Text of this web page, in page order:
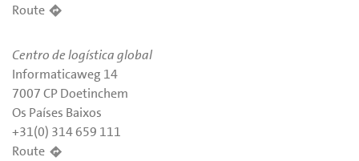
Route
Centro de logística global
Informaticaweg 14
7007 CP Doetinchem
Os Países Baixos
+31(0) 314 659 111
Route